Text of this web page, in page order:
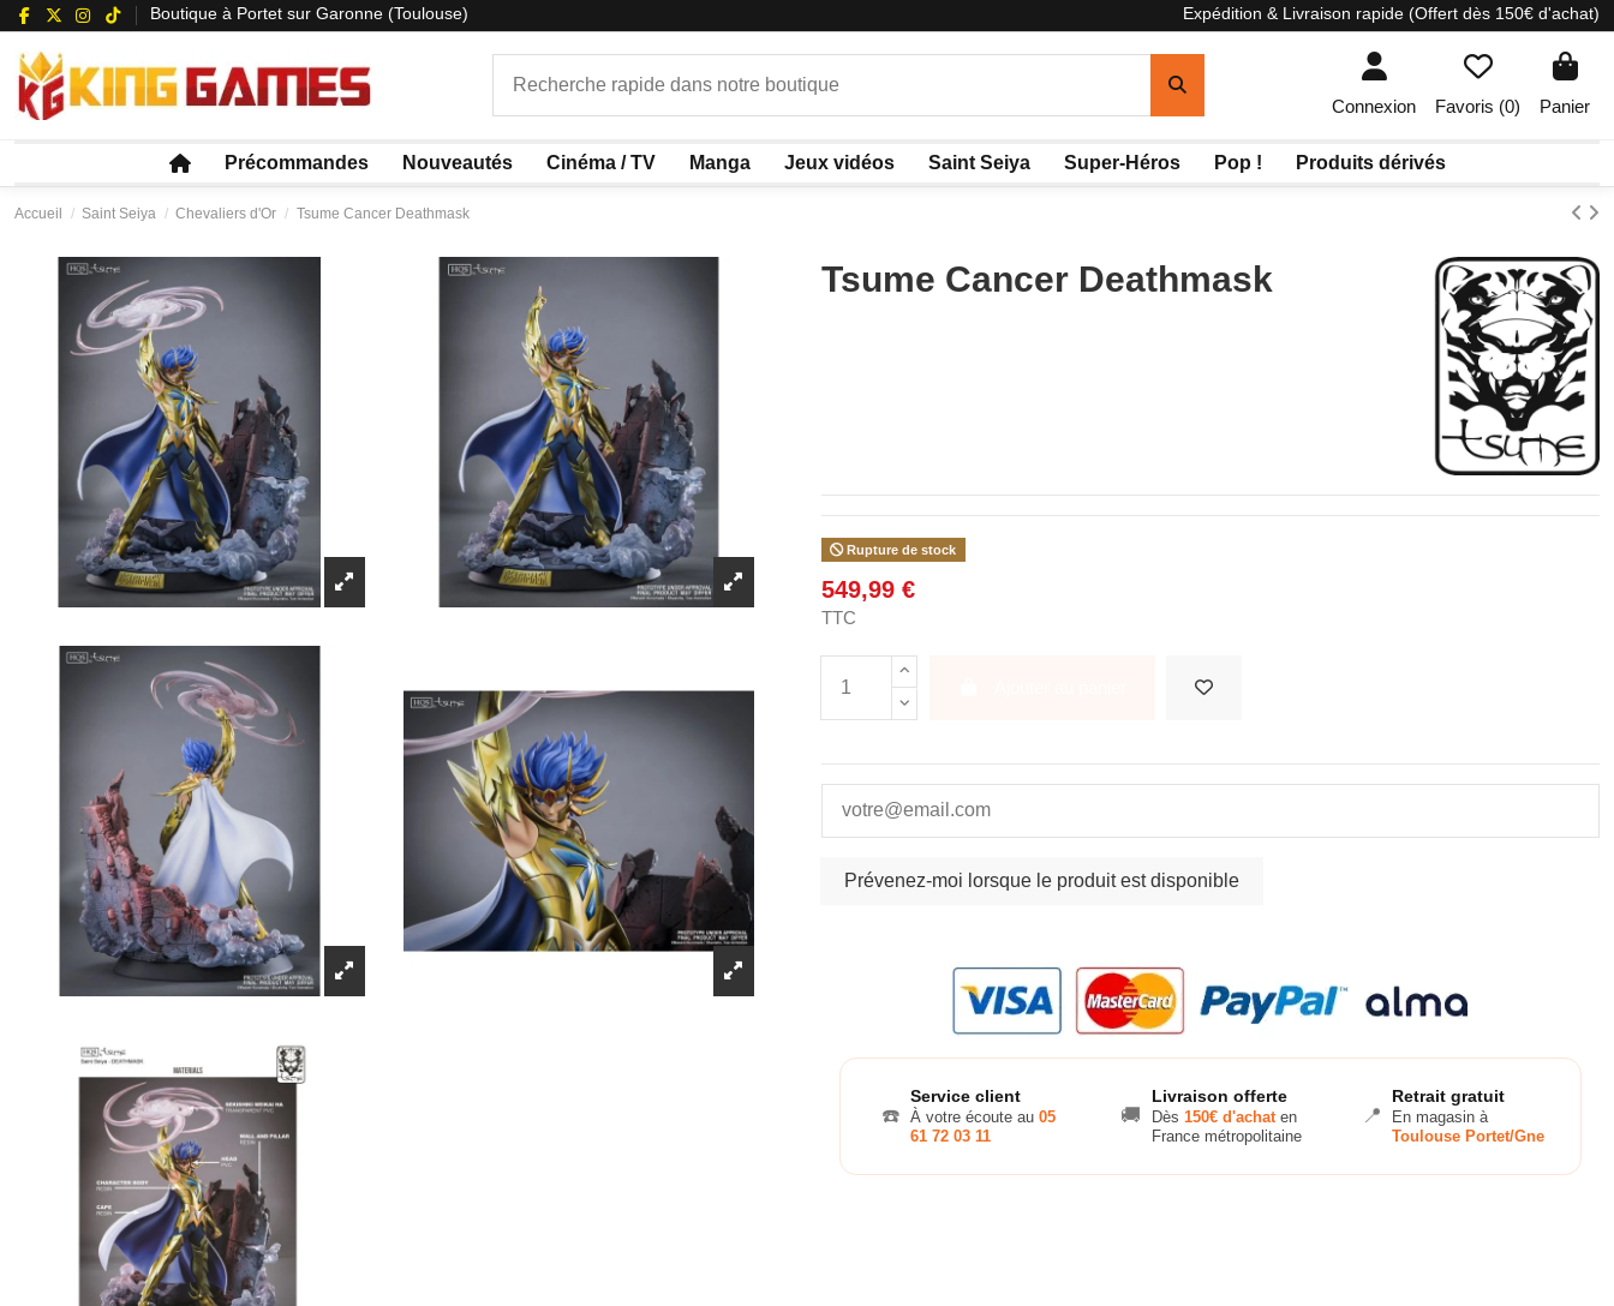
Boutique à Portet sur Garonne (Toulouse) Expédition & Livraison rapide (Offert dès 150€ d'achat)
Connexion Favoris (0) Panier
Précommandes Nouveautés Cinéma / TV Manga Jeux vidéos Saint Seiya Super-Héros Pop ! Produits dérivés
Accueil Saint Seiya Chevaliers d'Or Tsume Cancer Deathmask
Tsume Cancer Deathmask
Rupture de stock
549,99 €
TTC
☎️
Service client
À votre écoute au 05
61 72 03 11
🚚
Livraison offerte
Dès 150€ d'achaten
France métropolitaine
📍
Retrait gratuit
En magasin à
Toulouse Portet/Gne